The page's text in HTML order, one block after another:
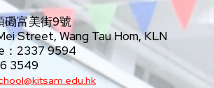
磡富美街9號
Street, Wang Tau Hom, KLN
：2337 9594
3549